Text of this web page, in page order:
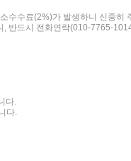
수수료(2%)가 발생하니 신중히
반드시 전화연락(010-7765-
다.
다.